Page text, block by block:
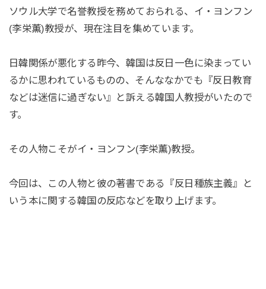
ソウル大学で名誉教授を務めておられる、イ・ヨンフン
(李栄薫)教授が、現在注目を集めています。
日韓関係が悪化する昨今、韓国は反日一色に染まってい
るかに思われているものの、そんななかでも『反日教育
などは迷信に過ぎない』と訴える韓国人教授がいたので
す。
その人物こそがイ・ヨンフン(李栄薫)教授。
今回は、この人物と彼の著書である『反日種族主義』と
いう本に関する韓国の反応などを取り上げます。